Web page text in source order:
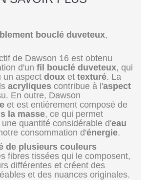
bouclé duveteux,
de Dawson 16 est obtenu
d'un fil bouclé duveteux, qui
un aspect doux et texturé. La
acryliques contribue à l'aspect
En outre, Dawson
et est entièrement composé de
la masse, ce qui permet
une quantité considérable d'eau
consommation d'énergie.
de plusieurs couleurs
fibres tissées qui le composent,
différentes et créent des
et des nuances originales.